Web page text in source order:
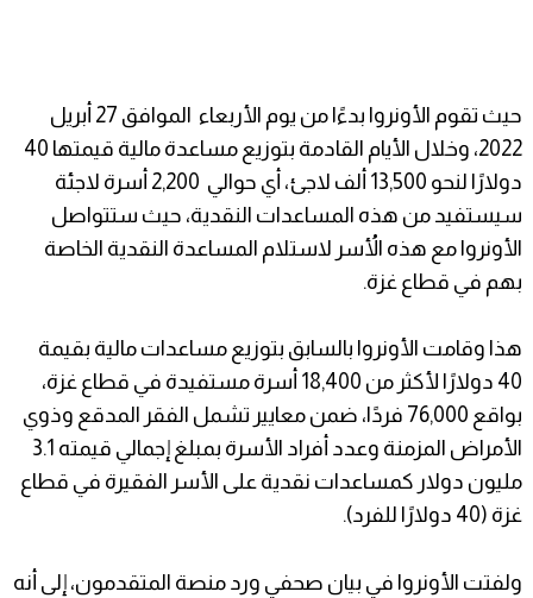
حيث تقوم الأونروا بدءًا من يوم الأربعاء الموافق 27 أبريل
2022، وخلال الأيام القادمة بتوزيع مساعدة مالية قيمتها 40
دولارًا لنحو 13,500 ألف لاجئ، أي حوالي 2,200 أسرة لاجئة
سيستفيد من هذه المساعدات النقدية، حيث ستتواصل
الأونروا مع هذه الأُسر لاستلام المساعدة النقدية الخاصة
بهم في قطاع غزة.
هذا وقامت الأونروا بالسابق بتوزيع مساعدات مالية بقيمة
40 دولارًا لأكثر من 18,400 أسرة مستفيدة في قطاع غزة،
بواقع 76,000 فردًا، ضمن معايير تشمل الفقر المدقع وذوي
الأمراض المزمنة وعدد أفراد الأسرة بمبلغ إجمالي قيمته 3.1
مليون دولار كمساعدات نقدية على الأسر الفقيرة في قطاع
غزة (40 دولارًا للفرد).
ولفتت الأونروا في بيان صحفي ورد منصة المتقدمون، إلى أنه